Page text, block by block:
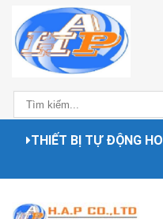
THIẾT BỊ TỰ ĐỘNG